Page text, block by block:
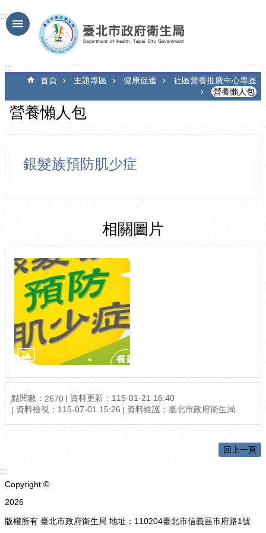
跳到主要內容區塊
:::
:::
首頁 主題專區 健康促進
社區營養推廣中心專區
營養懶人包
營養懶人包
銀髮族預防肌少症
相關圖片
點閱數： 2670
資料更新：115-01-21 16:40
資料檢視：115-07-01 15:26
資料維護：臺北市政府衛生局
回上一頁
:::
Copyright ©
2026
版權所有 臺北市政府衛生局 地址：110204臺北市信義區市府路1號